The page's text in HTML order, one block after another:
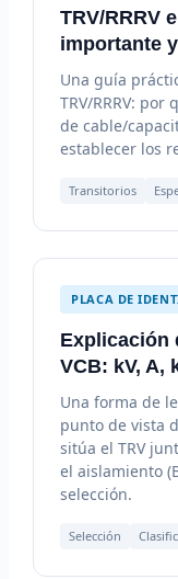
TRV/RRRV
importante
Una guía
TRV/RRRV:
de cable/
establecer los
Transitorios
PLACA DE
Explicación
VCB: kV, A,
Una forma de
punto de vista
sitúa el TRV
el aislamiento
selección.
Selección